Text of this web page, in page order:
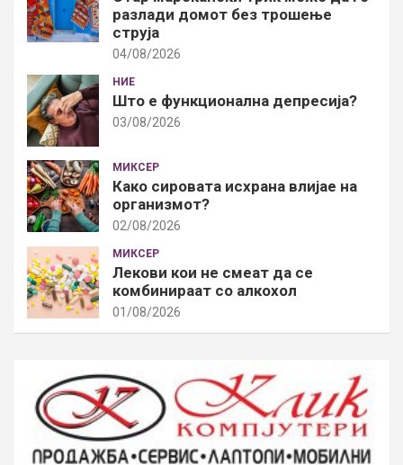
разлади домот без трошење
струја
04/08/2026
НИЕ
Што е функционална депресија?
03/08/2026
МИКСЕР
Како сировата исхрана влијае на
организмот?
02/08/2026
МИКСЕР
Лекови кои не смеат да се
комбинираат со алкохол
01/08/2026